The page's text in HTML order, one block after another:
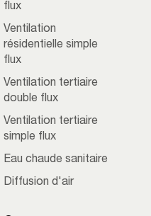
flux
Ventilation
résidentielle simple
flux
Ventilation tertiaire
double flux
Ventilation tertiaire
simple flux
Eau chaude sanitaire
Diffusion d'air